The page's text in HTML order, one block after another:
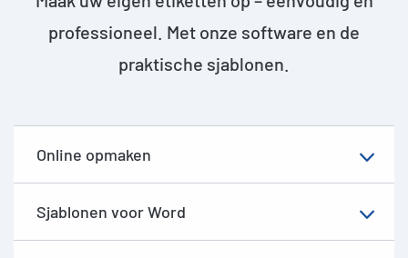
professioneel. Met onze software en de
praktische sjablonen.
Online opmaken
Sjablonen voor Word